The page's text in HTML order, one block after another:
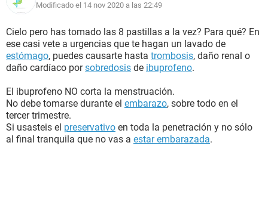
Modificado el 14 nov 2020 a las 22:49
Cielo pero has tomado las 8 pastillas a la vez? Para qué? En
ese casi vete a urgencias que te hagan un lavado de
estómago, puedes causarte hasta trombosis, daño renal o
daño cardíaco porsobredosis de ibuprofeno.
El ibuprofeno NO corta la menstruación.
No debe tomarse durante el embarazo, sobre todo en el
tercer trimestre.
Si usasteis el preservativo en toda la penetración y no sólo
al final tranquila que no vas a estar embarazada.